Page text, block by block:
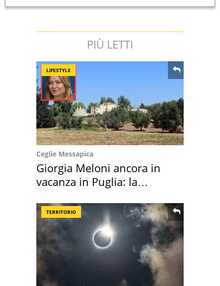
PIÙ LETTI
LIFESTYLE
Ceglie Messapica
Giorgia Meloni ancora in
vacanza in Puglia: la
TERRITORIO